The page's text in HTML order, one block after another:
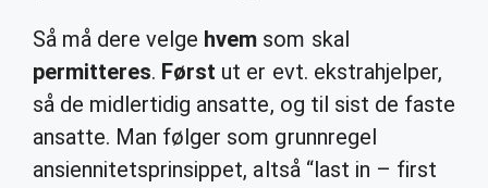
Så må dere velge hvem som skal
permitteres. Først ut er evt. ekstrahjelper,
så de midlertidig ansatte, og til sist de faste
ansatte. Man følger som grunnregel
ansiennitetsprinsippet, altså “last in – first